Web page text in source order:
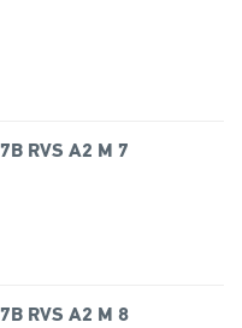
RVS A2 M 7
RVS A2 M 8